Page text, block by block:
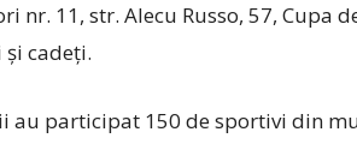
nr. 11, str. Alecu Russo, 57, Cupa
cadeți.
au participat 150 de sportivi din